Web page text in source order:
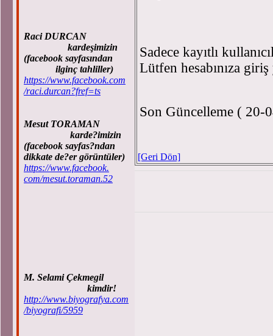
Raci DURCAN
kardeşimizin
(facebook sayfasından
ilginç tahliller)
https://www.facebook.com
/raci.durcan?fref=ts
Mesut TORAMAN
karde?imizin
(facebook sayfas?ndan
dikkate de?er görüntüler)
https://www.facebook.
com/mesut.toraman.52
M. Selami Çekmegil
kimdir!
http://www.biyografya.com
/biyografi/5959
Sadece kayıtlı
Lütfen hesabınıza
Son Güncelleme ( 20-
[Geri Dön]